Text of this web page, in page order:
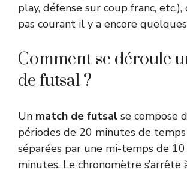
play, défense sur coup franc, etc.),
pas courant il y a encore
Comment se déroule
de futsal ?
Un match de futsal se compose
périodes de 20 minutes de
séparées par une mi-temps de
minutes. Le chronomètre s’arrête